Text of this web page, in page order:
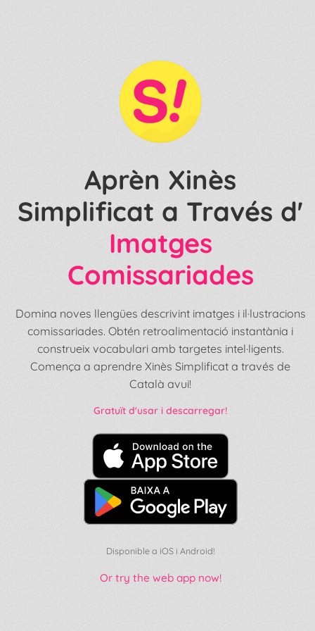
Aprèn Xinès
Simplificat a Través d'
Imatges
Comissariades
Domina noves llengües descrivint imatges i il·lustracions
comissariades. Obtén retroalimentació instantània i
construeix vocabulari amb targetes intel·ligents.
Comença a aprendre Xinès Simplificat a través de
Català avui!
Gratuït d'usar i descarregar!
Disponible a iOS i Android!
Or try the web app now!